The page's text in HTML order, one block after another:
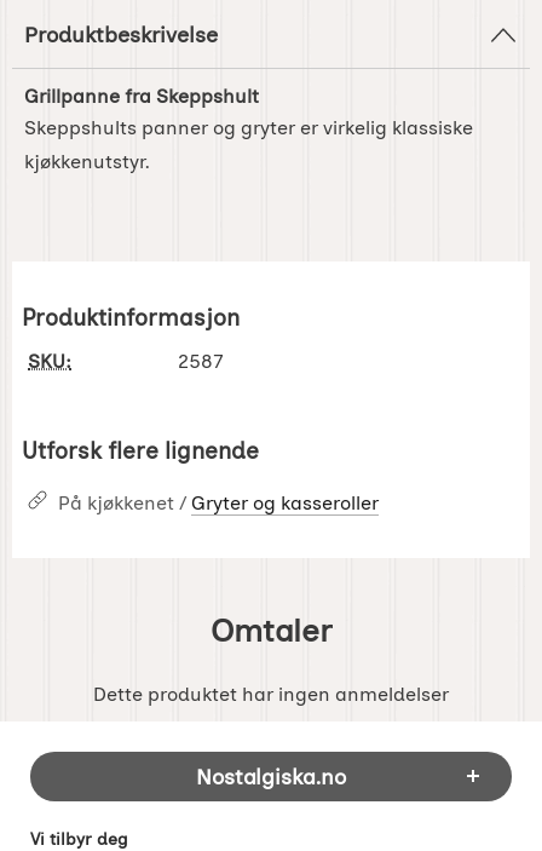
Produktbeskrivelse
Grillpanne fra Skeppshult
Skeppshults panner og gryter er virkelig klassiske
kjøkkenutstyr.
Produktinformasjon
SKU: 2587
Utforsk flere lignende
På kjøkkenet / Gryter og kasseroller
Omtaler
Dette produktet har ingen anmeldelser
Footer-innhold Blandet informasjon og
Nostalgiska.no
Vi tilbyr deg